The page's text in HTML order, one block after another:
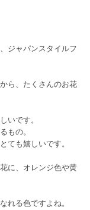
ジャパンスタイルフ
ら、たくさんのお花
いです。
もの。
ても嬉しいです。
に、オレンジ色や黄
れる色ですよね。